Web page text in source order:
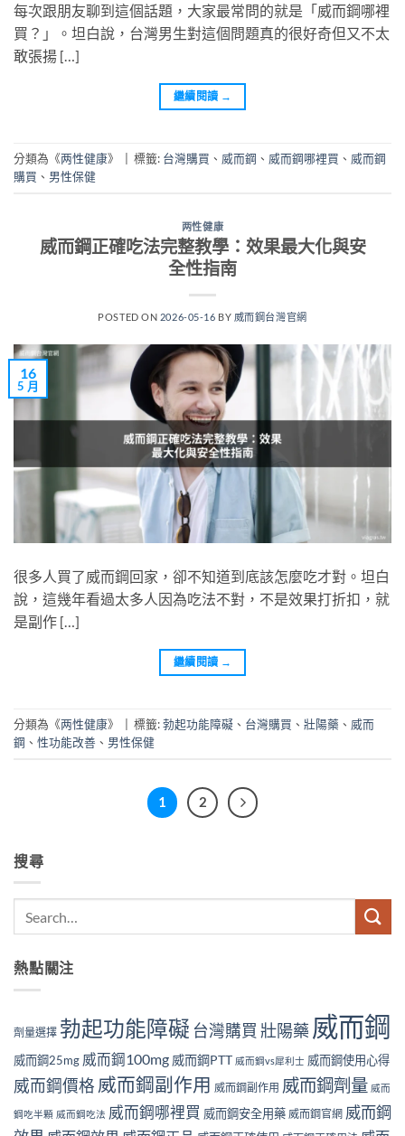
每次跟朋友聊到這個話題，大家最常問的就是「威而鋼哪裡
買？」。坦白說，台灣男生對這個問題真的很好奇但又不太
敢張揚 […]
繼續閱讀 →
分類為《两性健康》 標籤: 台灣購買 、 威而鋼 、 威而鋼哪裡買 、 威而鋼
購買 、 男性保健
两性健康
威而鋼正確吃法完整教學：效果最大化與安
全性指南
POSTED ON 2026-05-16 BY 威而鋼台灣官網
16
5 月
很多人買了威而鋼回家，卻不知道到底該怎麼吃才對。坦白
說，這幾年看過太多人因為吃法不對，不是效果打折扣，就
是副作 […]
繼續閱讀 →
分類為《两性健康》 標籤:勃起功能障礙 、 台灣購買 、 壯陽藥 、 威而
鋼 、 性功能改善 、 男性保健
1 2
搜尋
熱點關注
劑量選擇 勃起功能障礙 台灣購買 壯陽藥 威而鋼
威而鋼25mg 威而鋼100mg 威而鋼PTT 威而鋼vs犀利士 威而鋼使用心得
威而鋼價格 威而鋼副作用 威而鋼副作用 威而鋼劑量 威而
鋼吃半顆 威而鋼吃法 威而鋼哪裡買 威而鋼安全用藥 威而鋼官網 威而鋼